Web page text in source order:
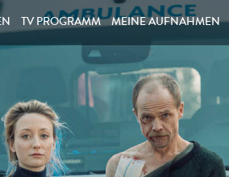
TV PROGRAMM MEINEAUFNAHMEN